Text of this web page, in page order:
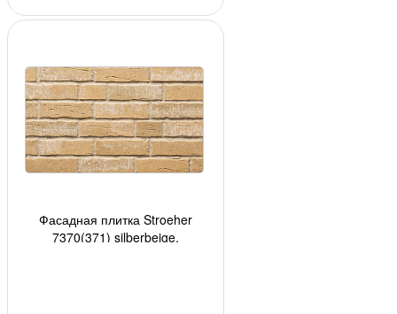
Фасадная плитка Stroeher
7370(371) silberbeige,